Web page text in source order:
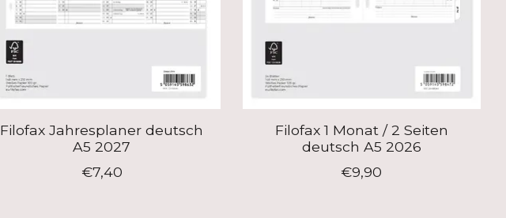
Filofax Jahresplaner deutsch
A5 2027
€7,40
Filofax 1 Monat / 2 Seiten
deutsch A5 2026
€9,90